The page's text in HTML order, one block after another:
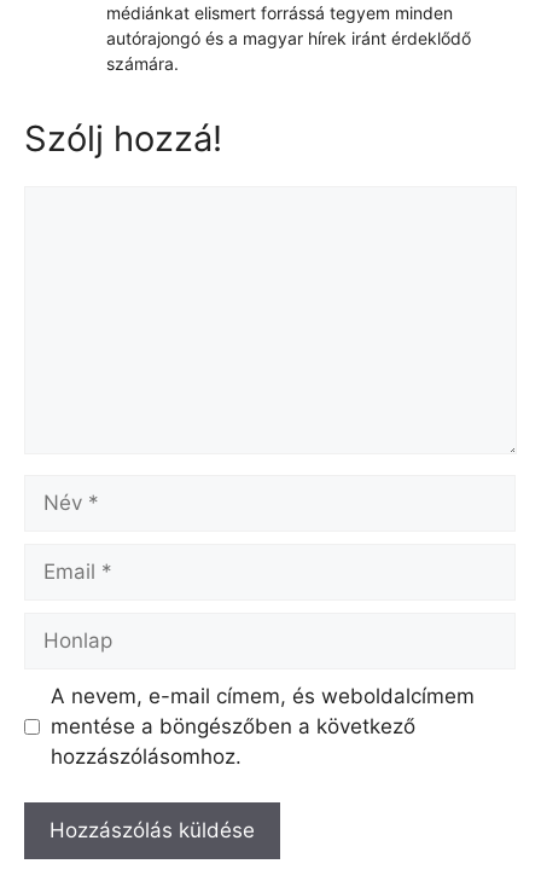
médiánkat elismert forrássá tegyem minden
autórajongó és a magyar hírek iránt érdeklődő
számára.
Szólj hozzá!
A nevem, e-mail címem, és weboldalcímem
mentése a böngészőben a következő
hozzászólásomhoz.